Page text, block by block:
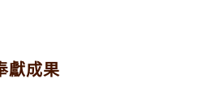
獻成果